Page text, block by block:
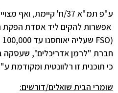
ע"פ תמ"א 37/ח' קיימת,
אפשרות להקים ליד אסדת הפקת
חברת "לרמן אדריכלים", שעסקה
כי תוכנית זו רלוונטית
שומרי הבית שואלים/דורשים: